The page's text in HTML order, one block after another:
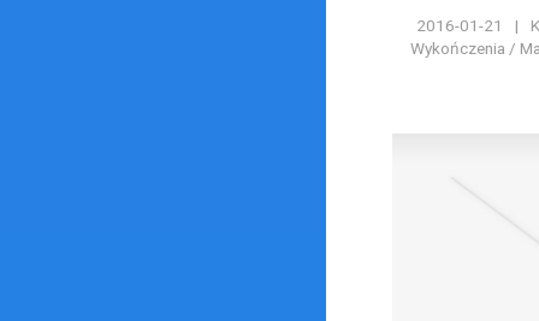
2016-01-21 |
Wykończenia /